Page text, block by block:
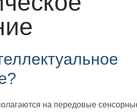
на передовые